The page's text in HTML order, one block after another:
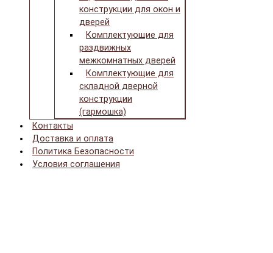
конструкции для окон и
дверей
Комплектующие для
раздвижных
межкомнатных дверей
Комплектующие для
складной дверной
конструкции
(гармошка)
Контакты
Доставка и оплата
Политика Безопасности
Условия соглашения